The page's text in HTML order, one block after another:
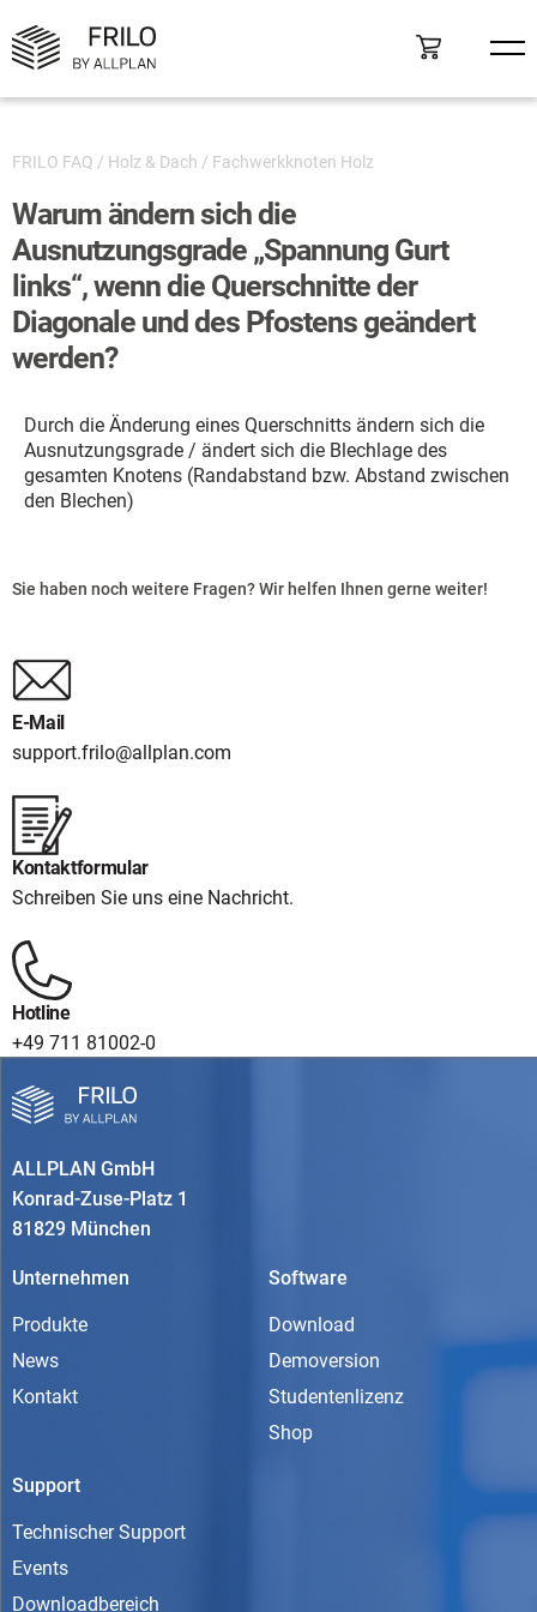
FRILO FAQ / Holz & Dach / Fachwerkknoten Holz
Warum ändern sich die
Ausnutzungsgrade „Spannung Gurt
links“, wenn die Querschnitte der
Diagonale und des Pfostens geändert
werden?
Durch die Änderung eines Querschnitts ändern sich die
Ausnutzungsgrade / ändert sich die Blechlage des
gesamten Knotens (Randabstand bzw. Abstand zwischen
den Blechen)
Sie haben noch weitere Fragen? Wir helfen Ihnen gerne weiter!
E-Mail
support.frilo@allplan.com
Kontaktformular
Schreiben Sie uns eine Nachricht.
Hotline
+49 711 81002-0
ALLPLAN GmbH
Konrad-Zuse-Platz 1
81829 München
Unternehmen
Produkte
News
Kontakt
Software
Download
Demoversion
Studentenlizenz
Shop
Support
Technischer Support
Events
Downloadbereich